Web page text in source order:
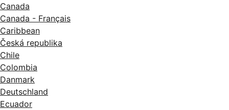
Canada
Canada - Français
Caribbean
Česká republika
Chile
Colombia
Danmark
Deutschland
Ecuador